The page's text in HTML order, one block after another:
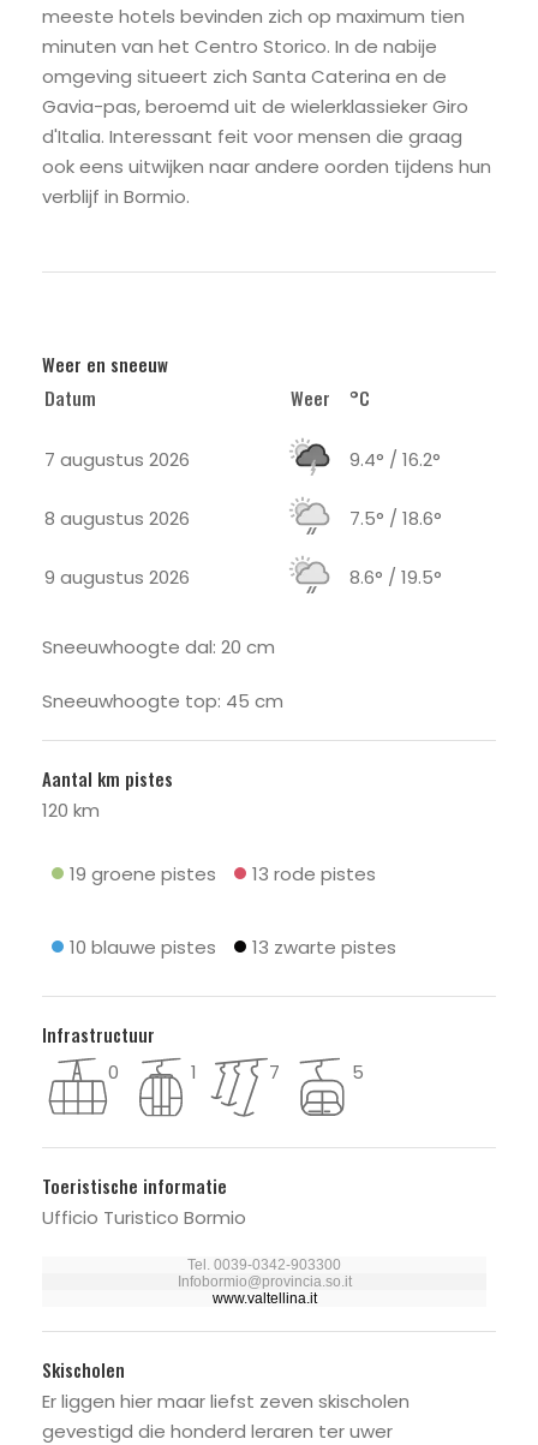
meeste hotels bevinden zich op maximum tien
minuten van het Centro Storico. In de nabije
omgeving situeert zich Santa Caterina en de
Gavia-pas, beroemd uit de wielerklassieker Giro
d'Italia. Interessant feit voor mensen die graag
ook eens uitwijken naar andere oorden tijdens hun
verblijf in Bormio.
Weer en sneeuw
Datum
Weer °C
7 augustus 2026 9.4° / 16.2°
8 augustus 2026 7.5° / 18.6°
9 augustus 2026 8.6° / 19.5°
Sneeuwhoogte dal: 20 cm
Sneeuwhoogte top: 45 cm
Aantal km pistes
120 km
19 groene pistes 13 rode pistes
10 blauwe pistes 13 zwarte pistes
Infrastructuur
0 1 7 5
Toeristische informatie
Ufficio Turistico Bormio
Tel. 0039-0342-903300
Infobormio@provincia.so.it
www.valtellina.it
Skischolen
Er liggen hier maar liefst zeven skischolen
gevestigd die honderd leraren ter uwer